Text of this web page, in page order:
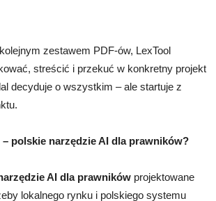
zestawem PDF-ów, LexTool
streścić i przekuć w konkretny projekt
decyduje o wszystkim – ale startuje z
polskie narzędzie AI dla prawników?
AI dla prawników projektowane
lokalnego rynku i polskiego systemu